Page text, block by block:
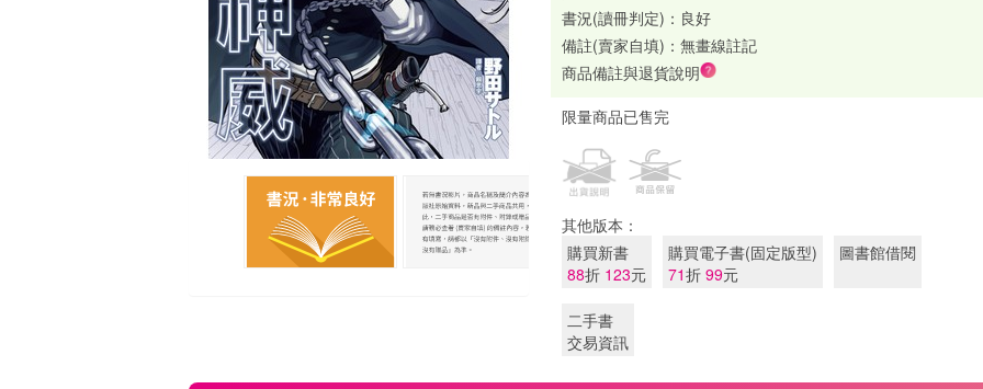
書況(讀冊判定)： 良好
備註(賣家自填)： 無畫線註記
商品備註與退貨說明
限量商品已售完
其他版本：
購買新書
88折 123元
購買電子書(固定版型)
71折 99元
圖書館借閱
二手書
交易資訊